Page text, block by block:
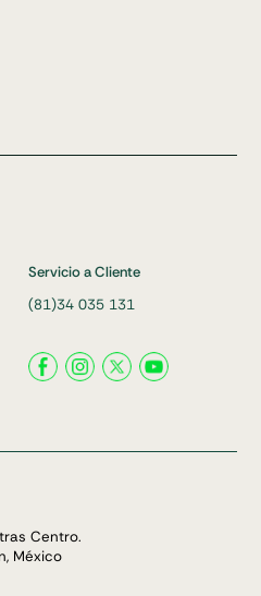
Servicio a Cliente
(81)34 035 131
Centro.
México